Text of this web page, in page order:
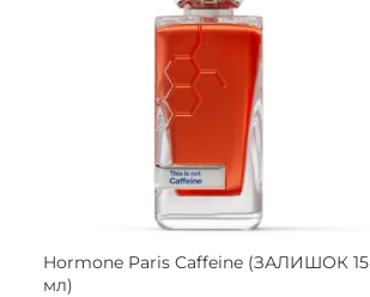
Hormone Paris Caffeine (ЗАЛИШОК 15
мл)